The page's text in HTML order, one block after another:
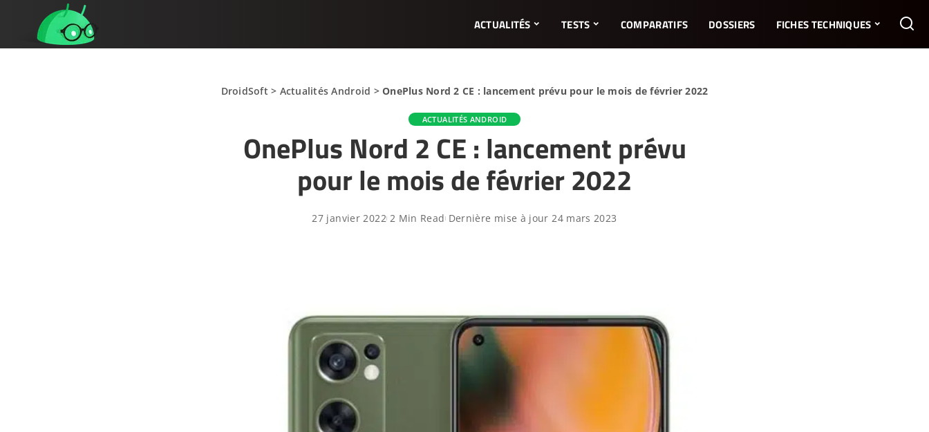
ACTUALITÉS TESTS COMPARATIFS DOSSIERS FICHES TECHNIQUES
DroidSoft > Actualités Android >OnePlus Nord 2 CE : lancement prévu pour le mois de février 2022
ACTUALITÉS ANDROID
OnePlus Nord 2 CE : lancement prévu
pour le mois de février 2022
27 janvier 2022 2 Min Read Dernière mise à jour 24 mars 2023